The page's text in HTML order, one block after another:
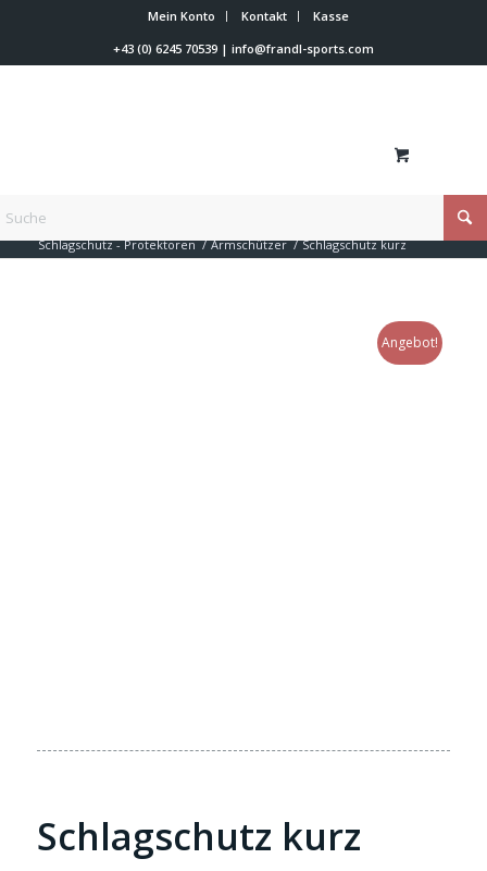
Mein Konto Kontakt
Kasse
+43 (0) 6245 70539| info@frandl-sports.com
Du bist hier:
Schlagschutz - Protektoren / Armschützer / Schlagschutz kurz
Angebot!
Schlagschutz kurz